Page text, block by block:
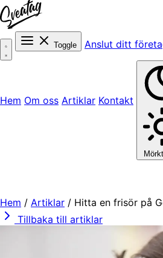
Toggle Anslut ditt
Hem Om oss Artiklar Kontakt
Hem / Artiklar / Hitta en frisör på
Tillbaka till artiklar